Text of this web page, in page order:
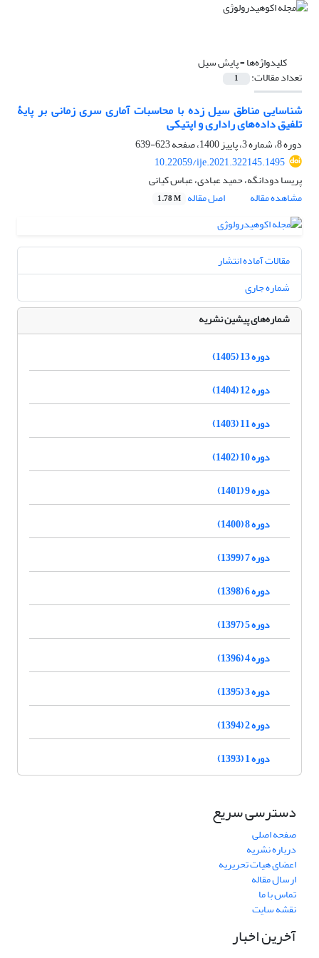
کلیدواژه‌ها =پایش سیل‌
تعداد مقالات: 1
شناسایی مناطق سیل‏ زده با محاسبات آماری سری زمانی بر پایۀ
تلفیق داده‌های راداری و اپتیکی
دوره 8، شماره 3، پاییز 1400، صفحه
623-639
10.22059/ije.2021.322145.1495
پریسا دودانگه، حمید عبادی، عباس کیانی
مشاهده مقاله
اصل مقاله 1.78 M
مقالات آماده انتشار
شماره جاری
شماره‌های پیشین نشریه
دوره 13 (1405)
دوره 12 (1404)
دوره 11 (1403)
دوره 10 (1402)
دوره 9 (1401)
دوره 8 (1400)
دوره 7 (1399)
دوره 6 (1398)
دوره 5 (1397)
دوره 4 (1396)
دوره 3 (1395)
دوره 2 (1394)
دوره 1 (1393)
دسترسی سریع
صفحه اصلی
درباره نشریه
اعضای هیات تحریریه
ارسال مقاله
تماس با ما
نقشه سایت
آخرین اخبار